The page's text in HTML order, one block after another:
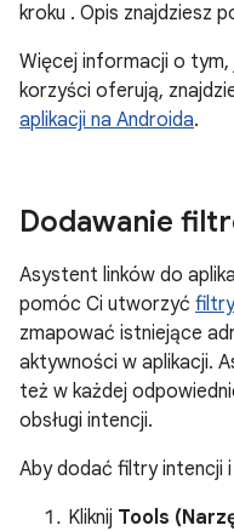
kroku . Opis znajdziesz
Więcej informacji o tym,
korzyści oferują,
aplikacji na Androida.
Dodawanie
Asystent linków do
pomóc Ci utworzyć
zmapować istniejące
aktywności w aplikacji.
też w każdej
obsługi intencji.
Aby dodać filtry intencji
Kliknij Tools